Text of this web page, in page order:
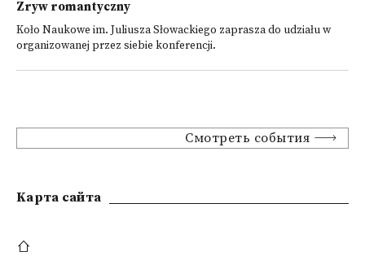
Zryw romantyczny
Koło Naukowe im. Juliusza Słowackiego zaprasza do udziału w
organizowanej przez siebie konferencji.
Смотреть события
Kарта сайта